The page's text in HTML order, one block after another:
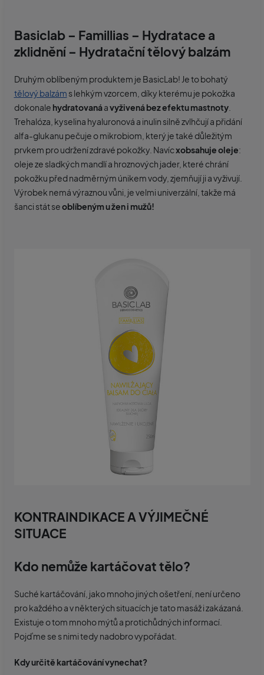
Basiclab – Famillias – Hydratace a
zklidnění – Hydratační tělový balzám
Druhým oblíbeným produktem je BasicLab! Je to bohatý
tělový balzám s lehkým vzorcem, díky kterému je pokožka
dokonale hydratovanáavyživená bez efektu mastnoty.
Trehalóza, kyselina hyaluronová a inulin silně zvlhčují a přidání
alfa-glukanu pečuje o mikrobiom, který je také důležitým
prvkem pro udržení zdravé pokožky. Navícxobsahuje oleje:
oleje ze sladkých mandlí a hroznových jader, které chrání
pokožku před nadměrným únikem vody, zjemňují ji a vyživují.
Výrobek nemá výraznou vůni, je velmi univerzální, takže má
šanci stát seoblíbeným u žen i mužů!
KONTRAINDIKACE A VÝJIMEČNÉ
SITUACE
Kdo nemůže kartáčovat tělo?
Suché kartáčování, jako mnoho jiných ošetření, není určeno
pro každého a v některých situacích je tato masáž i zakázaná.
Existuje o tom mnoho mýtů a protichůdných informací.
Pojďme se s nimi tedy nadobro vypořádat.
Kdy určitě kartáčování vynechat?